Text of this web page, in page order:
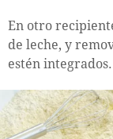
En otro
de leche, y
estén integrados.